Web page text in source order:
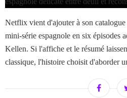
Netflix vient d'ajouter à son
mini-série espagnole en six épisodes
Kellen. Si l'affiche et le résumé
classique, l'histoire choisit d'aborder